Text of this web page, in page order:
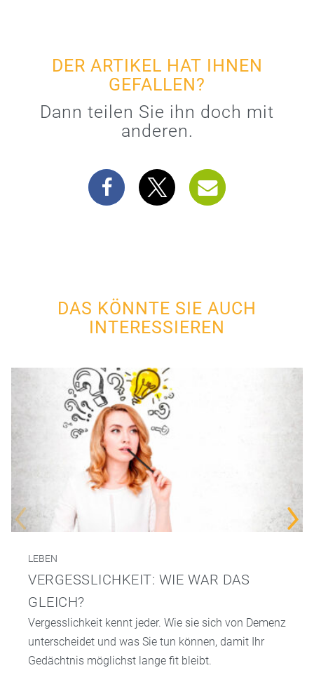
DER ARTIKEL HAT IHNEN
GEFALLEN?
Dann teilen Sie ihn doch mit
anderen.
DAS KÖNNTE SIE AUCH
INTERESSIEREN
LEBEN
VERGESSLICHKEIT: WIE WAR DAS
GLEICH?
Vergesslichkeit kennt jeder. Wie sie sich von Demenz
unterscheidet und was Sie tun können, damit Ihr
Gedächtnis möglichst lange fit bleibt.